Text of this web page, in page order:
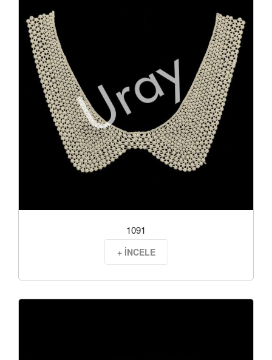
1091
+ İNCELE